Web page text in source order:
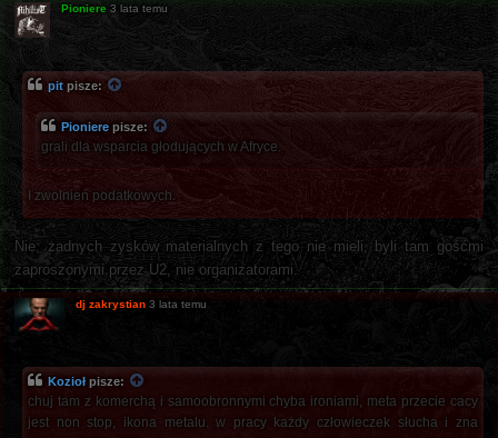
Pioniere 3 lata temu
pit pisze:
Pioniere pisze:
grali dla wsparcia głodujących w Afryce.
I zwolnień podatkowych.
Nie, żadnych zysków materialnych z tego nie mieli, byli tam gośćmi
zaproszonymi przez U2, nie organizatorami.
dj zakrystian 3 lata temu
Kozioł pisze:
chuj tam z komerchą i samoobronnymi chyba ironiami, meta przecie cacy
jest non stop, ikona metalu. w pracy każdy człowieczek słucha i zna